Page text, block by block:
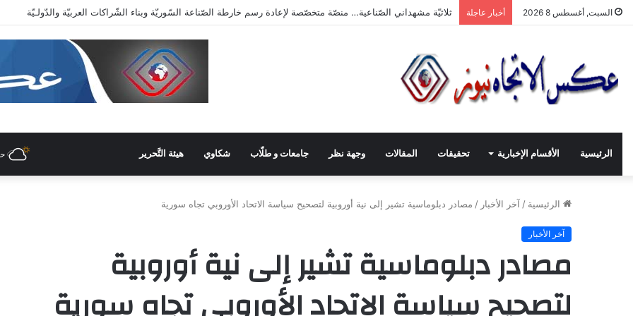
السبت, أغسطس 8 2026 أخبار عاجلة “ثلاثيّة مشهداني الصّناعيّة” تنطلق برعاية وزاريّة.. ملتقى واعد للصناعات الهندسيّة والبلاستيكيّة والكيميائيّة
الرئيسية الأقسام الإخبارية تحقيقات المقالات وجهة نظر جامعات و طلّاب شكاوي هيئة التَّحرير
الرئيسية / آخر الأخبار / مصادر دبلوماسية تشير إلى نية أوروبية لتصحيح سياسة الاتحاد الأوروبي تجاه سورية
آخر الأخبار
مصادر دبلوماسية تشير إلى نية أوروبية